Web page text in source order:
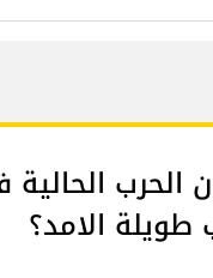
الحالية
الامد؟